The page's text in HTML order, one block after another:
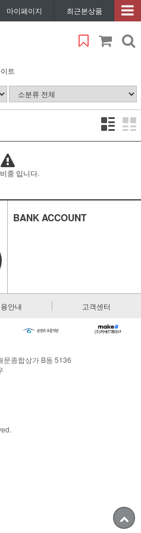
마이페이지 최근본상품
트
중 입니다.
BANK ACCOUNT
안내 고객센터
문종합상가 B동 5136